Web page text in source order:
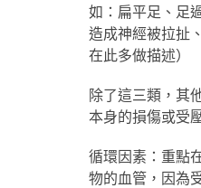
如：扁平足、足
造成神經被拉扯
在此多做描述）
除了這三類，其
本身的損傷或受
循環因素：重點
物的血管，因為